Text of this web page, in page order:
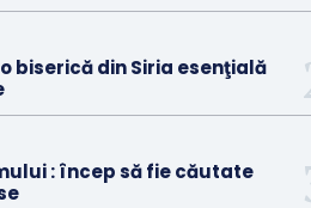
biserică din Siria esenţială
: încep să fie căutate